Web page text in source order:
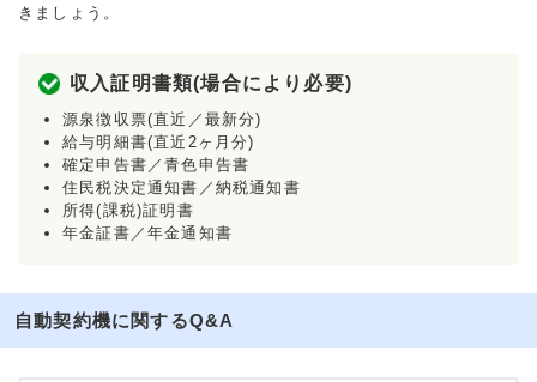
きましょう。
収入証明書類(場合により必要)
源泉徴収票(直近／最新分)
給与明細書(直近2ヶ月分)
確定申告書／青色申告書
住民税決定通知書／納税通知書
所得(課税)証明書
年金証書／年金通知書
自動契約機に関するQ&A